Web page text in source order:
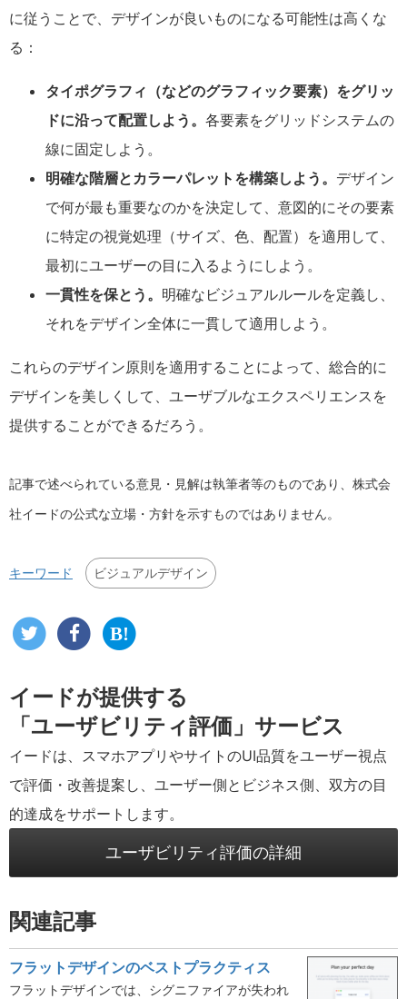
に従うことで、デザインが良いものになる可能性は高くな
る：
タイポグラフィ（などのグラフィック要素）をグリッ
ドに沿って配置しよう。 各要素をグリッドシステムの
線に固定しよう。
明確な階層とカラーパレットを構築しよう。 デザイン
で何が最も重要なのかを決定して、意図的にその要素
に特定の視覚処理（サイズ、色、配置）を適用して、
最初にユーザーの目に入るようにしよう。
一貫性を保とう。 明確なビジュアルルールを定義し、
それをデザイン全体に一貫して適用しよう。
これらのデザイン原則を適用することによって、総合的に
デザインを美しくして、ユーザブルなエクスペリエンスを
提供することができるだろう。
記事で述べられている意見・見解は執筆者等のものであり、株式会
社イードの公式な立場・方針を示すものではありません。
キーワード ビジュアルデザイン
イードが提供する
「ユーザビリティ評価」サービス
イードは、スマホアプリやサイトのUI品質をユーザー視点
で評価・改善提案し、ユーザー側とビジネス側、双方の目
的達成をサポートします。
ユーザビリティ評価の詳細
関連記事
フラットデザインのベストプラクティス
フラットデザインでは、シグニファイアが失われ